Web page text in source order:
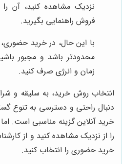
نزدیک مشاهده کنید، آن
فروش راهنمایی بگیرید.
با این حال، در خرید
محدودتر باشد و مجبور
زمان و انرژی صرف کنید.
انتخاب روش خرید، به سلیقه و
دنبال راحتی و دسترسی به تنوع
خرید آنلاین گزینه مناسبی است.
را از نزدیک مشاهده کنید و از
خرید حضوری را انتخاب کنید.